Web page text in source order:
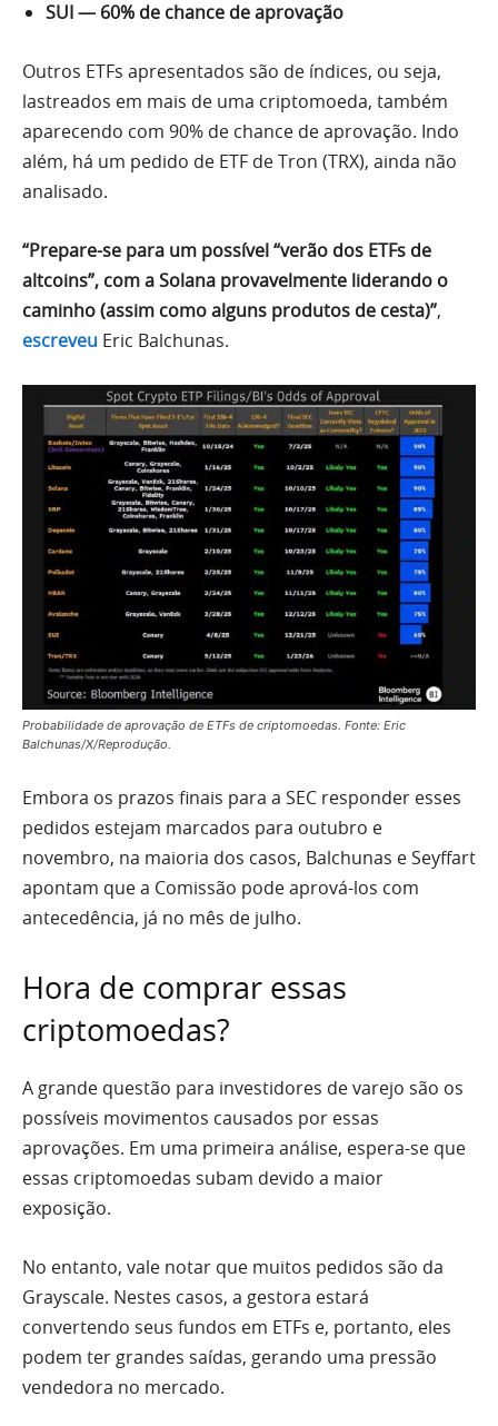
SUI — 60% de chance de aprovação
Outros ETFs apresentados são de índices, ou seja,
lastreados em mais de uma criptomoeda, também
aparecendo com 90% de chance de aprovação. Indo
além, há um pedido de ETF de Tron (TRX), ainda não
analisado.
“Prepare-se para um possível “verão dos ETFs de
altcoins”, com a Solana provavelmente liderando o
caminho (assim como alguns produtos de cesta)”,
escreveu Eric Balchunas.
Probabilidade de aprovação de ETFs de criptomoedas. Fonte: Eric
Balchunas/X/Reprodução.
Embora os prazos finais para a SEC responder esses
pedidos estejam marcados para outubro e
novembro, na maioria dos casos, Balchunas e Seyffart
apontam que a Comissão pode aprová-los com
antecedência, já no mês de julho.
Hora de comprar essas
criptomoedas?
A grande questão para investidores de varejo são os
possíveis movimentos causados por essas
aprovações. Em uma primeira análise, espera-se que
essas criptomoedas subam devido a maior
exposição.
No entanto, vale notar que muitos pedidos são da
Grayscale. Nestes casos, a gestora estará
convertendo seus fundos em ETFs e, portanto, eles
podem ter grandes saídas, gerando uma pressão
vendedora no mercado.